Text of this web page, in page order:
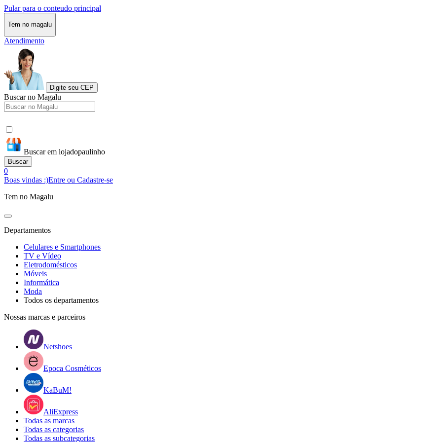
Pular para o conteudo principal
Tem no magalu
Atendimento
Digite seu CEP
Buscar no Magalu
Buscar em lojadopaulinho
Buscar
0
Boas vindas :)Entre ou Cadastre-se
Tem no Magalu
Departamentos
Celulares e Smartphones
TV e Vídeo
Eletrodomésticos
Móveis
Informática
Moda
Todos os departamentos
Nossas marcas e parceiros
Netshoes
Epoca Cosméticos
KaBuM!
AliExpress
Todas as marcas
Todas as categorias
Todas as subcategorias